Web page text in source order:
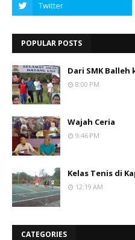
POPULAR POSTS
Dari SMK Balleh
8:00 PM
Wajah Ceria
9:46 PM
Kelas Tenis di
12:19 AM
CATEGORIES